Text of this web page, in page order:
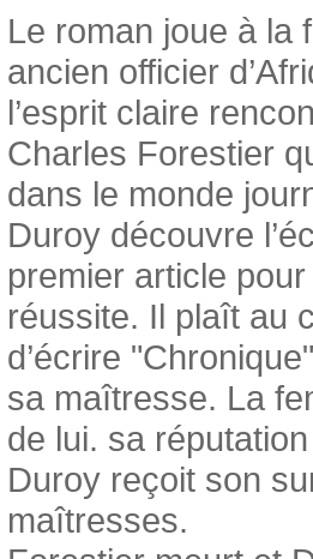
Le roman joue à la
ancien officier
l’esprit claire
Charles Forestier
dans le monde
Duroy découvre
premier article
réussite. Il plaît au
d’écrire
sa maîtresse. La
de lui. sa
Duroy reçoit son
maîtresses.